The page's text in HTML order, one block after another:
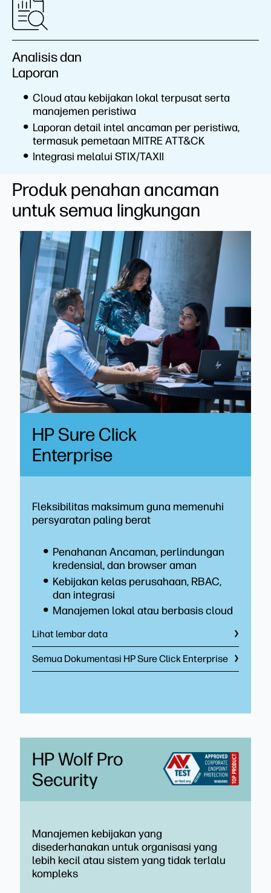
Analisis dan
Laporan
Cloud atau kebijakan lokal terpusat serta
manajemen peristiwa
Laporan detail intel ancaman per peristiwa,
termasuk pemetaan MITRE ATT&CK
Integrasi melalui STIX/TAXII
Produk penahan ancaman
untuk semua lingkungan
HP Sure Click
Enterprise
Fleksibilitas maksimum guna memenuhi
persyaratan paling berat
Penahanan Ancaman, perlindungan
kredensial, dan browser aman
Kebijakan kelas perusahaan, RBAC,
dan integrasi
Manajemen lokal atau berbasis cloud
Lihat lembar data
Semua Dokumentasi HP Sure Click Enterprise
HP Wolf Pro
Security
Manajemen kebijakan yang
disederhanakan untuk organisasi yang
lebih kecil atau sistem yang tidak terlalu
kompleks